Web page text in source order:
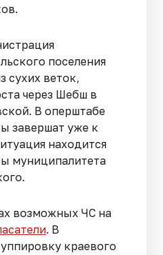
поселения
сухих веток,
через Шебш в
В оперштабе
завершат уже к
находится
муниципалитета
возможных ЧС на
. В
краевого